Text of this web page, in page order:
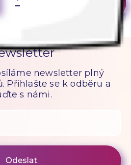
newsletter plný
Přihlašte se k odběru a
s námi.